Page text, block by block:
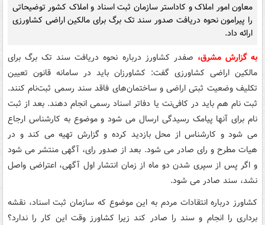
معاون امور املاک و کاداستر سازمان ثبت اسناد و املاک کشور توضیحاتی
را پیرامون نحوه دریافت صدور سند تک برگ برای مالکین اراضی کشاورزی
ارائه داد.
به گزارش مشرق، صفدر کشاورز درباره نحوه دریافت سند تک برگ برای
مالکین اراضی کشاورزی گفت: کشاورزان باید در سامانه قانون تعیین
تکلیف وضعیت ثبتی اراضی و ساختمان‌های فاقد سند رسمی ثبت‌نام کنند.
ثبت نام هم باید در کافی‌نت یا دفاتر اسناد رسمی انجام دهند. بعد از ثبت
نام برای آنها پیامک رسیدگی ارسال می شود و موضوع به کارشناس ارجاع
می شود و کارشناس از محل بازدید کرده و گزارش تهیه می کند و در
هیات مطرح و رای صادر می شود. بعد از صدور رای، آگهی منتشر می شود
و اگر پس از سپری شدن دو ماه از زمان انتشار اول آگهی، اعتراضی واصل
نشد، سند صادر می شود.
کشاورز درباره انتقادات مردم به این موضوع که سازمان ثبت اسناد، نقشه
برداری را انجام و سند را صادر کند زیرا کشاورز وقت این کار را ندارد؟